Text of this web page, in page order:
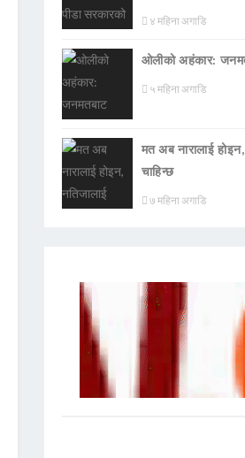
४ महिना अगाडि
ओलीको अहंकार:
५ महिना अगाडि
मत अब नारालाई
चाहिन्छ
७ महिना अगाडि